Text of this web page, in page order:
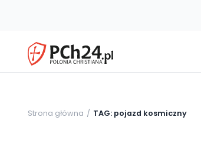
Strona główna TAG: pojazd kosmiczny